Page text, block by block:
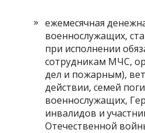
ежемесячная
военнослужащих,
при исполнении
сотрудникам МЧС,
дел и пожарным),
действии, семей
военнослужащих,
инвалидов и
Отечественной